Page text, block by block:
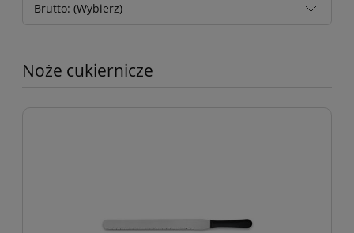
Brutto: (Wybierz)
Noże cukiernicze